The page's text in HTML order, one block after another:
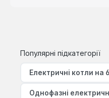
Популярні підкатегорії
Електричні котли на
Однофазні